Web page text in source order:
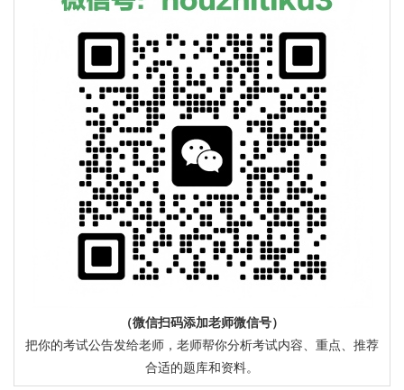
（微信扫码添加老师微信号）
把你的考试公告发给老师，老师帮你分析考试内容、重点、推荐
合适的题库和资料。